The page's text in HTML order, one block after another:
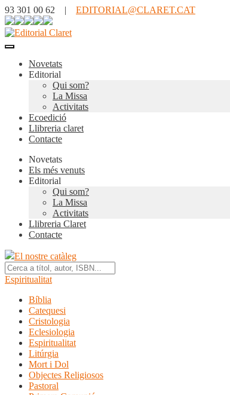
93 301 00 62 | EDITORIAL@CLARET.CAT
Novetats
Editorial
Qui som?
La Missa
Activitats
Ecoedició
Llibreria claret
Contacte
Novetats
Els més venuts
Editorial
Qui som?
La Missa
Activitats
Llibreria Claret
Contacte
El nostre catàleg
Espiritualitat
Bíblia
Catequesi
Cristologia
Eclesiologia
Espiritualitat
Litúrgia
Mort i Dol
Objectes Religiosos
Pastoral